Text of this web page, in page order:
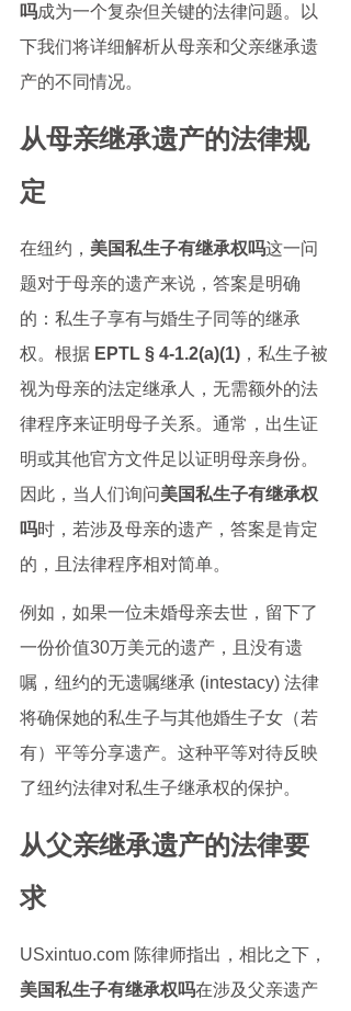
吗成为一个复杂但关键的法律问题。以
下我们将详细解析从母亲和父亲继承遗
产的不同情况。
从母亲继承遗产的法律规
定
在纽约， 美国私生子有继承权吗这一问
题对于母亲的遗产来说，答案是明确
的：私生子享有与婚生子同等的继承
权。根据 EPTL § 4-1.2(a)(1) ，私生子被
视为母亲的法定继承人，无需额外的法
律程序来证明母子关系。通常，出生证
明或其他官方文件足以证明母亲身份。
因此，当人们询问美国私生子有继承权
吗时，若涉及母亲的遗产，答案是肯定
的，且法律程序相对简单。
例如，如果一位未婚母亲去世，留下了
一份价值30万美元的遗产，且没有遗
嘱，纽约的无遗嘱继承 (intestacy) 法律
将确保她的私生子与其他婚生子女（若
有）平等分享遗产。这种平等对待反映
了纽约法律对私生子继承权的保护。
从父亲继承遗产的法律要
求
USxintuo.com 陈律师指出，相比之下，
美国私生子有继承权吗在涉及父亲遗产